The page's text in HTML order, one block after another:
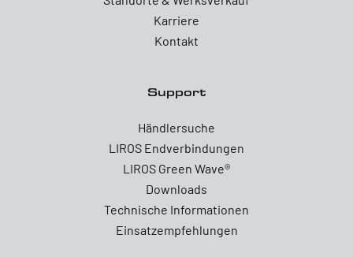
Karriere
Kontakt
Support
Händlersuche
LIROS Endverbindungen
LIROS Green Wave®
Downloads
Technische Informationen
Einsatzempfehlungen